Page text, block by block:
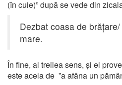
(în cuie)” după se vede din
Dezbat coasa de
mare.
În fine, al treilea sens, și el
este acela de ”a afâna un